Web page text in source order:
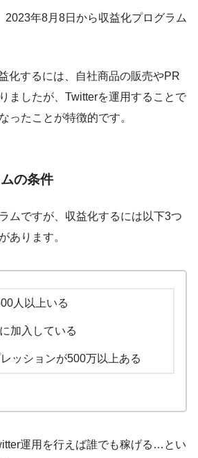
2023年8月8日から収益化プログラム
化するには、自社商品の販売やPR
ましたが、Twitterを運用することで
ったことが特徴的です。
の条件
ムですが、収益化するには以下3つ
あります。
人以上いる
加入している
ッションが500万以上ある
運用を行えば誰でも稼げる…とい